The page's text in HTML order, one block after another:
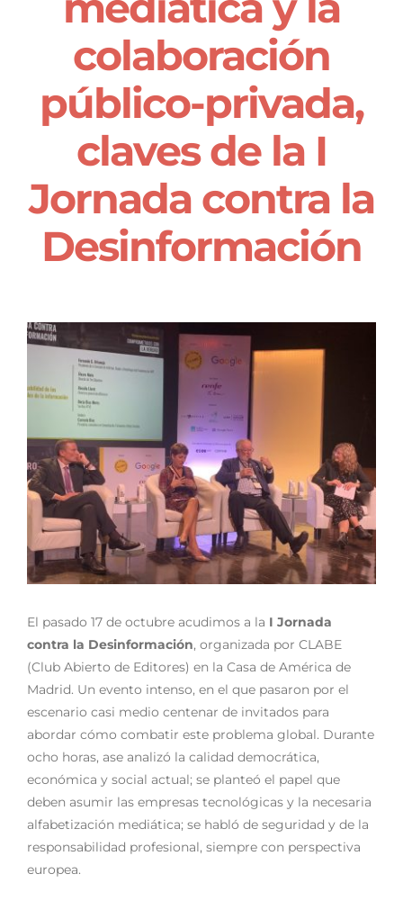
Quiénes somos
colaboración
público-privada,
claves de la I
Jornada contra la
Desinformación
El pasado 17 de octubre acudimos a la I Jornada
contra la Desinformación, organizada por CLABE
(Club Abierto de Editores) en la Casa de América de
Madrid. Un evento intenso, en el que pasaron por el
escenario casi medio centenar de invitados para
abordar cómo combatir este problema global. Durante
ocho horas, ase analizó la calidad democrática,
económica y social actual; se planteó el papel que
deben asumir las empresas tecnológicas y la necesaria
alfabetización mediática; se habló de seguridad y de la
responsabilidad profesional, siempre con perspectiva
europea.